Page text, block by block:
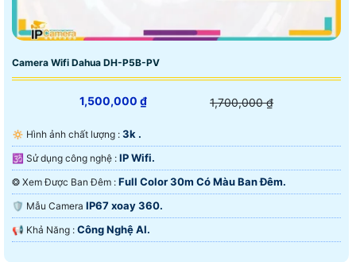
Camera Wifi Dahua DH-P5B-PV
1,500,000 ₫ 1,700,000 ₫
🔅 Hình ảnh chất lượng : 3k .
🕉️ Sử dụng công nghệ : IP Wifi.
❂ Xem Được Ban Đêm : Full Color 30m Có Màu Ban Ðêm.
🛡 Mẫu Camera IP67 xoay 360.
️📢 Khả Năng : Công Nghệ AI.